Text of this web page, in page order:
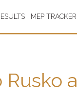
MEP TRACKER
a